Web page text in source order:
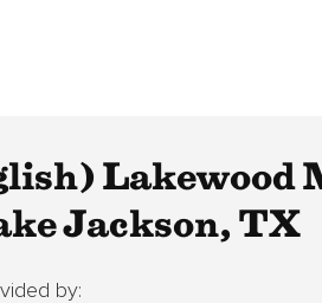
Lakewood
Jackson, TX
by: